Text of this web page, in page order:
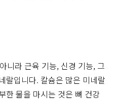
니라 근육 기능, 신경 기능, 그
랄입니다. 칼슘은 많은 미네랄
한 물을 마시는 것은 뼈 건강